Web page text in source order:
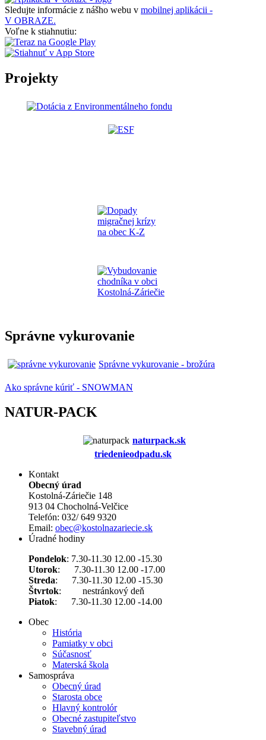
Sledujte informácie z nášho webu v mobilnej aplikácii -
V OBRAZE.
Voľne k stiahnutiu:
Projekty
Správne vykurovanie
Správne vykurovanie - brožúra
Ako správne kúriť - SNOWMAN
NATUR-PACK
naturpack.sk
triedenieodpadu.sk
Kontakt
Obecný úrad
Kostolná-Záriečie 148
913 04 Chocholná-Velčice
Telefón: 032/ 649 9320
Email: obec@kostolnazariecie.sk
Úradné hodiny
Pondelok: 7.30-11.30 12.00 -15.30
Utorok: 7.30-11.30 12.00 -17.00
Streda: 7.30-11.30 12.00 -15.30
Štvrtok: nestránkový deň
Piatok: 7.30-11.30 12.00 -14.00
Obec
História
Pamiatky v obci
Súčasnosť
Materská škola
Samospráva
Obecný úrad
Starosta obce
Hlavný kontrolór
Obecné zastupiteľstvo
Stavebný úrad